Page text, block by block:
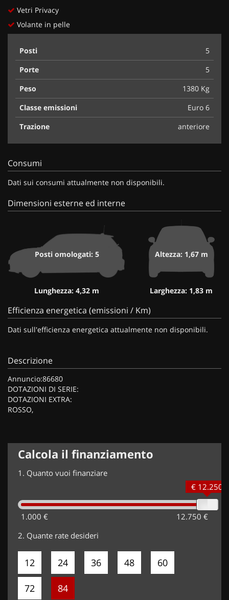
Vetri Privacy
Volante in pelle
Posti
5
Porte
5
Peso
1380 Kg
Classe emissioni
Euro 6
Trazione
anteriore
Consumi
Dati sui consumi attualmente non disponibili.
Dimensioni esterne ed interne
Posti omologati: 5
Lunghezza: 4,32 m
Altezza: 1,67 m
Larghezza: 1,83 m
Efficienza energetica (emissioni / Km)
Dati sull'efficienza energetica attualmente non disponibili.
Descrizione
Annuncio:86680
DOTAZIONI DI SERIE:
DOTAZIONI EXTRA:
ROSSO,
Calcola il finanziamento
1. Quanto vuoi finanziare
1.000 € 12.750 €
€ 12.250
2. Quante rate desideri
12 24 36 48 60
72 84